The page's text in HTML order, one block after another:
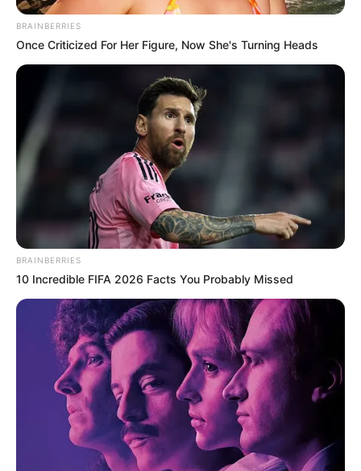
BRAINBERRIES
Once Criticized For Her Figure, Now She's Turning Heads
BRAINBERRIES
10 Incredible FIFA 2026 Facts You Probably Missed